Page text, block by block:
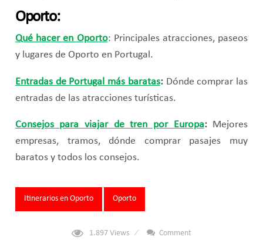
Oporto:
Qué hacer en Oporto: Principales atracciones, paseos
y lugares de Oporto en Portugal.
Entradas de Portugal más baratas:Dónde comprar las
entradas de las atracciones turísticas.
Consejos para viajar de tren por Europa:Mejores
empresas, tramos, dónde comprar pasajes muy
baratos y todos los consejos.
Tags:
Itinerarios en Oporto Oporto
1.897 Views Comment